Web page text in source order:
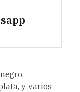
y varios